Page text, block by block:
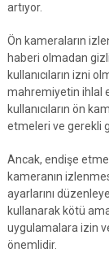
artıyor.
Ön kameraların
haberi olmadan
kullanıcıların izni
mahremiyetin ihlal
kullanıcıların ön
etmeleri ve gerekli
Ancak, endişe
kameranın
ayarlarını
kullanarak kötü
uygulamalara izin
önemlidir.